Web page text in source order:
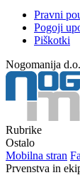
Pravni
Pogoji
Piškotki
Nogomanija
Rubrike
Ostalo
Mobilna stran
Prvenstva in